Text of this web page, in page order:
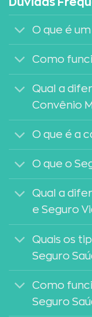
O que é
Como
Qual a
Convênio
O que é a
O que o
Qual a
e Seguro
Quais os
Seguro
Como
Seguro